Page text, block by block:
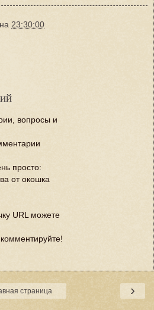
на 23:30:00
вопросы и
просто:
от окошка
URL можете
›
страница